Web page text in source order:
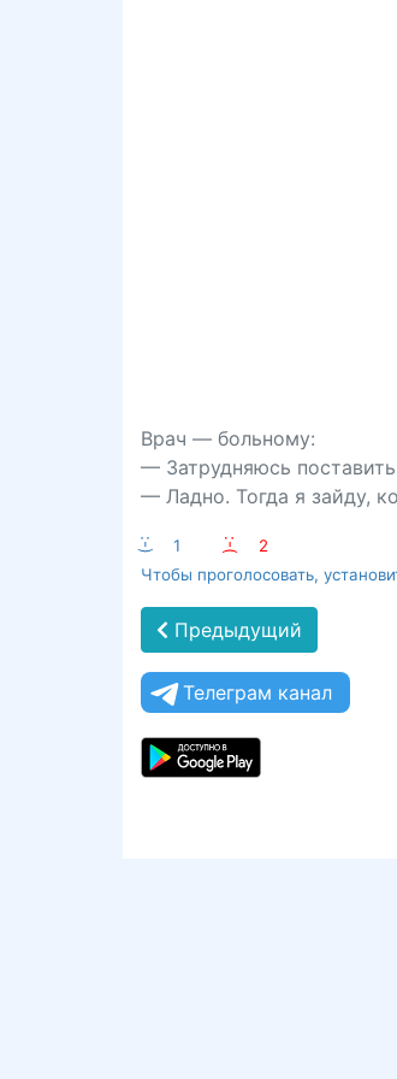
Врач — больному:
— Затрудняюсь
— Ладно. Тогда я зайду,
:-) 1 :-(
2
Чтобы проголосовать,
Предыдущий
Телеграм канал